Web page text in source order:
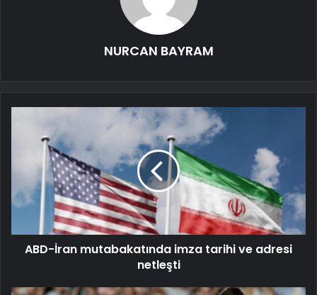
NURCAN BAYRAM
ABD-İran mutabakatında imza tarihi ve adresi
netleşti